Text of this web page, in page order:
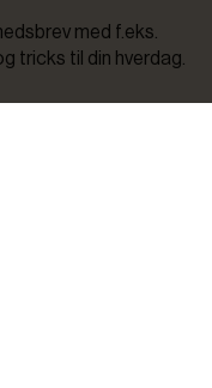
med f.eks.
tricks til din hverdag.